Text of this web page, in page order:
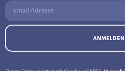
Email Adresse:
anmelden